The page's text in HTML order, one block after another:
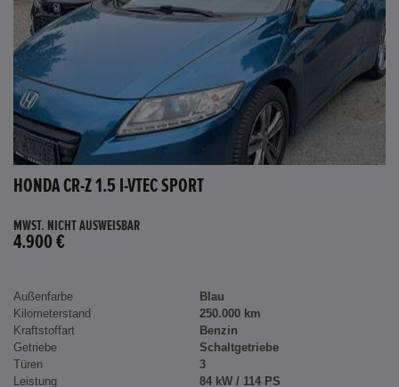
HONDA CR-Z 1.5 I-VTEC SPORT
MWST. NICHT AUSWEISBAR
4.900 €
Außenfarbe
Blau
Kilometerstand
250.000 km
Kraftstoffart
Benzin
Getriebe
Schaltgetriebe
Türen
3
Leistung
84 kW / 114 PS